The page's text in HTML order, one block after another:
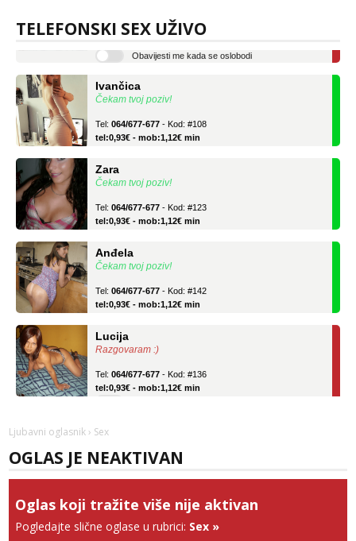
TELEFONSKI SEX UŽIVO
tel:0,93€ - mob:1,12€ min
Čekam tvoj poziv!
tel:0,93€ - mob:1,12€ min
Čekam tvoj poziv!
tel:0,93€ - mob:1,12€ min
Čekam tvoj poziv!
tel:0,93€ - mob:1,12€ min
Razgovaram :)
tel:0,93€ - mob:1,12€ min
Obavijesti me kada se oslobodi
Čekam tvoj poziv!
Tel:064/677-677- Kod: #108
Zara
Ljubavni oglasnik › Sex
OGLAS JE NEAKTIVAN
Oglas koji tražite više nije aktivan
Pogledajte slične oglase u rubrici: Sex »